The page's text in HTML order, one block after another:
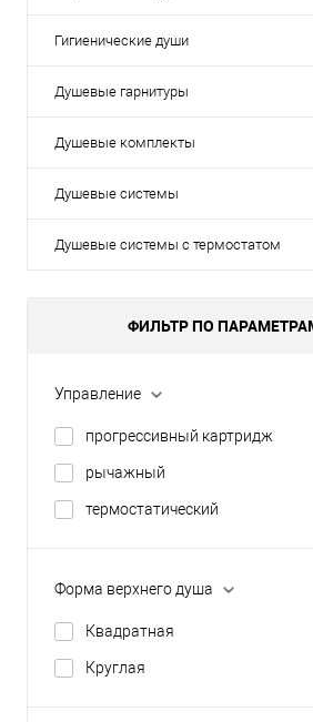
Гигиенические души
Душевые гарнитуры
Душевые комплекты
Душевые системы
Душевые системы с термостатом
ФИЛЬТР ПО
Управление
прогрессивный картридж
рычажный
термостатический
Форма верхнего душа
Квадратная
Круглая